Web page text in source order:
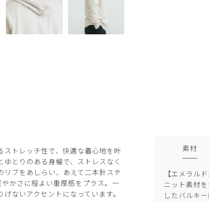
ストレッチ性で、快適な着心地を叶
とりのある身幅で、ストレスなく
リブをあしらい、あえて二本針ステ
かさに程よい重厚感をプラス。一
ないアクセントになっています。
素材
【エメラル
ニット素材
したバルキ